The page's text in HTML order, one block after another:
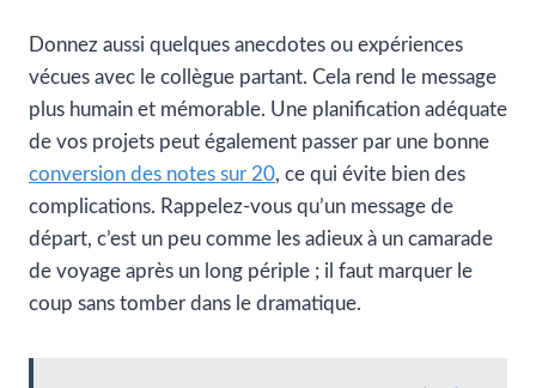
Donnez aussi quelques anecdotes ou expériences
vécues avec le collègue partant. Cela rend le message
plus humain et mémorable. Une planification adéquate
de vos projets peut également passer par une bonne
conversion des notes sur 20, ce qui évite bien des
complications. Rappelez-vous qu’un message de
départ, c’est un peu comme les adieux à un camarade
de voyage après un long périple ; il faut marquer le
coup sans tomber dans le dramatique.